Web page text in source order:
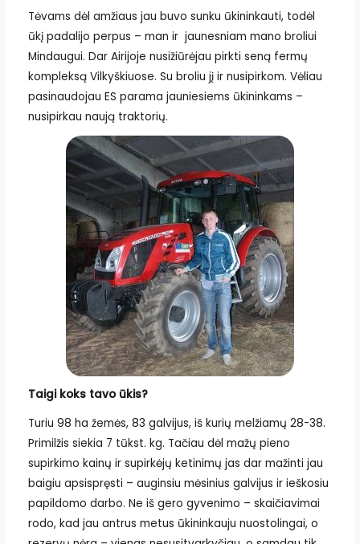
Tėvams dėl amžiaus jau buvo sunku ūkininkauti, todėl
ūkį padalijo perpus – man ir jaunesniam mano broliui
Mindaugui. Dar Airijoje nusižiūrėjau pirkti seną fermų
kompleksą Vilkyškiuose. Su broliu jį ir nusipirkom. Vėliau
pasinaudojau ES parama jauniesiems ūkininkams –
nusipirkau naują traktorių.
Taigi koks tavo ūkis?
Turiu 98 ha žemės, 83 galvijus, iš kurių melžiamų 28-38.
Primilžis siekia 7 tūkst. kg. Tačiau dėl mažų pieno
supirkimo kainų ir supirkėjų ketinimų jas dar mažinti jau
baigiu apsispręsti – auginsiu mėsinius galvijus ir ieškosiu
papildomo darbo. Ne iš gero gyvenimo – skaičiavimai
rodo, kad jau antrus metus ūkininkauju nuostolingai, o